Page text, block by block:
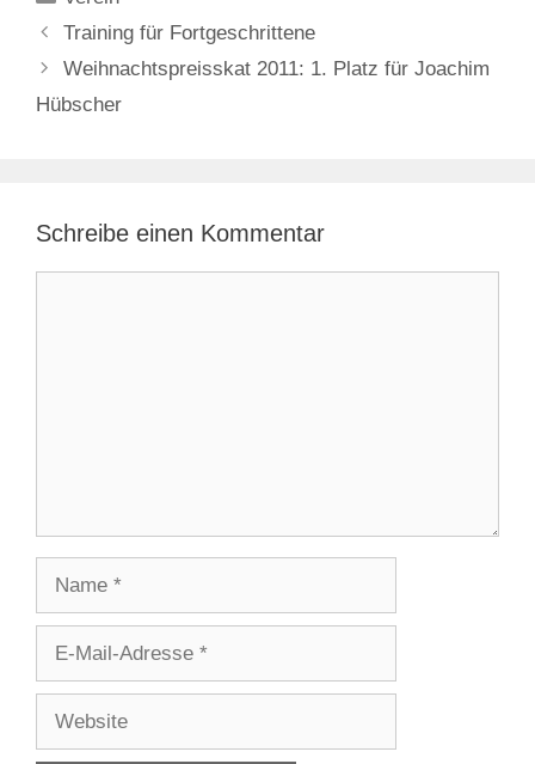
Training für Fortgeschrittene
Weihnachtspreisskat 2011: 1. Platz für Joachim
Hübscher
Schreibe einen Kommentar
Adresse